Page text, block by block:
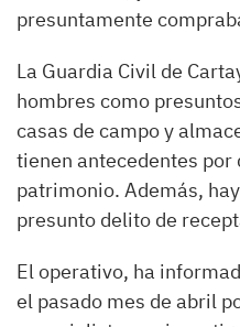
presuntamente
La Guardia Civil de
hombres como
casas de campo y
tienen antecedentes
patrimonio. Además,
presunto delito de
El operativo, ha
el pasado mes de abril